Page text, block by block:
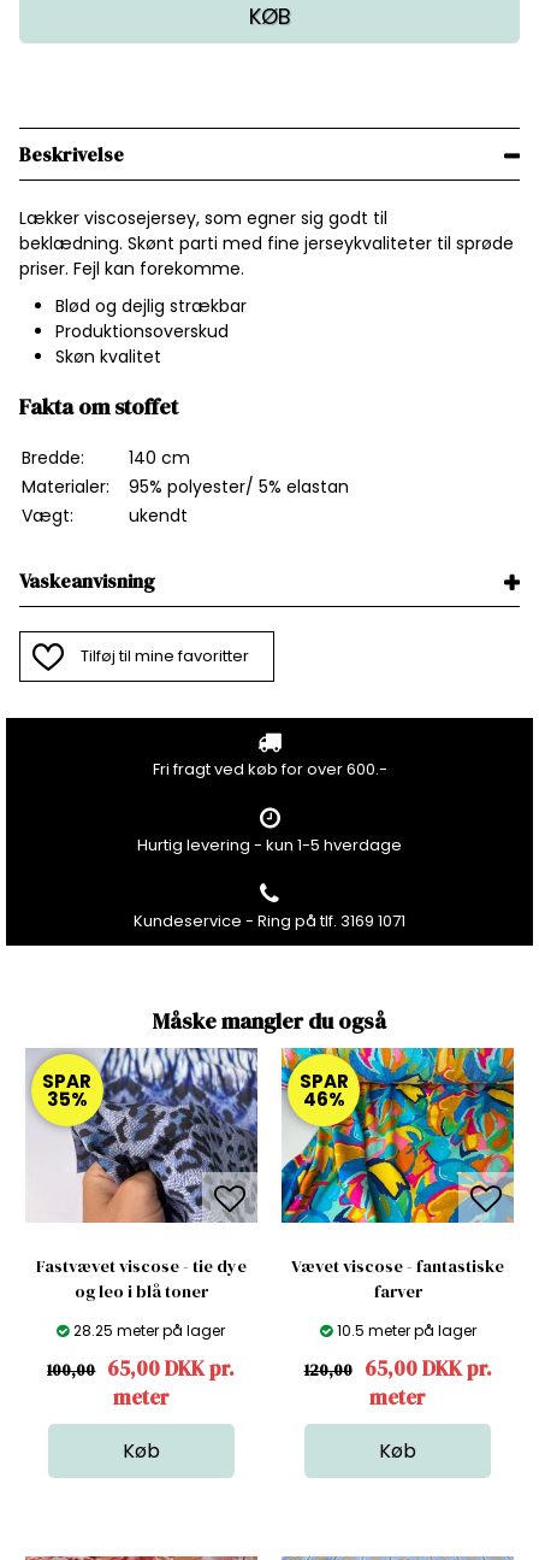
KØB
Beskrivelse
Lækker viscosejersey, som egner sig godt til
beklædning. Skønt parti med fine jerseykvaliteter til sprøde
priser. Fejl kan forekomme.
Blød og dejlig strækbar
Produktionsoverskud
Skøn kvalitet
Fakta om stoffet
Bredde:
140 cm
Materialer:
95% polyester/ 5% elastan
Vægt:
ukendt
Vaskeanvisning
Tilføj til mine favoritter
Fri fragt ved køb for over 600.-
Hurtig levering - kun 1-5 hverdage
Kundeservice - Ring på tlf. 3169 1071
Måske mangler du også
SPAR
35%
Fastvævet viscose - tie dye
og leo i blå toner
28.25 meter på lager
100,00
65,00 DKK pr.
meter
SPAR
46%
Vævet viscose - fantastiske
farver
10.5 meter på lager
120,00
65,00 DKK pr.
meter